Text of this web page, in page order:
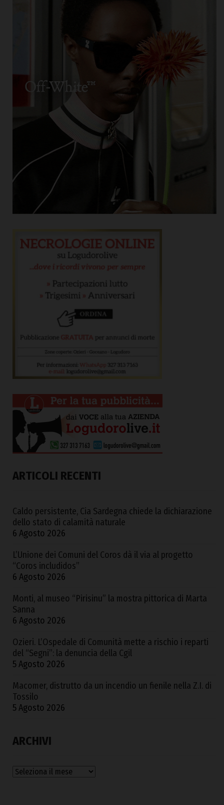
ARTICOLI RECENTI
Caldo persistente, Cia Sardegna chiede la dichiarazione
dello stato di calamità naturale
6 Agosto 2026
L’Unione dei Comuni del Coros dà il via al progetto
“Coros includidos”
6 Agosto 2026
Monti, al museo “Pirisinu” la mostra pittorica di Marta
Sanna
6 Agosto 2026
Ozieri. L’Ospedale di Comunità mette a rischio i reparti
del “Segni”: la denuncia della Cgil
5 Agosto 2026
Macomer, distrutto da un incendio un fienile nella Z.I. di
Tossilo
5 Agosto 2026
ARCHIVI
Archivi